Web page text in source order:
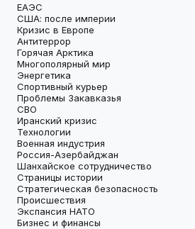
ЕАЭС
США: после империи
Кризис в Европе
Антитеррор
Горячая Арктика
Многополярный мир
Энергетика
Спортивный курьер
Проблемы Закавказья
СВО
Иранский кризис
Технологии
Военная индустрия
Россия-Азербайджан
Шанхайское сотрудничество
Страницы истории
Стратегическая безопасность
Происшествия
Экспансия НАТО
Бизнес и финансы